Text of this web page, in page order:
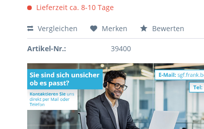
Lieferzeit ca. 8-10 Tage
Vergleichen Merken Bewerten
Artikel-Nr.: 39400